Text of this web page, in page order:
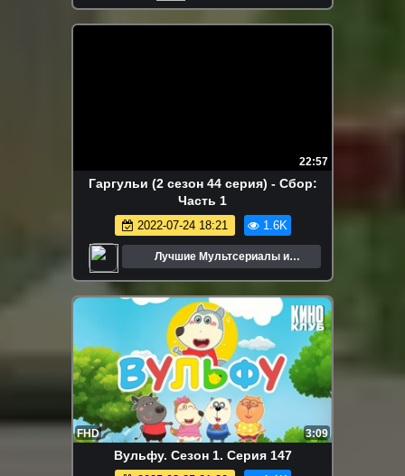
22:57
Гаргульи (2 сезон 44 серия) - Сбор:
Часть 1
2022-07-24 18:21 1.6K
Лучшие Мультсериалы и
Мультфильмы
FHD 3:09
Вульфу. Сезон 1. Серия 147